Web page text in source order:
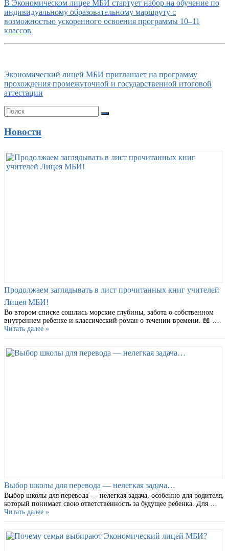
В Экономическом лицее МБИ стартует набор на обучение по
индивидуальному образовательному маршруту с
возможностью ускоренного освоения программы 10–11
классов
Экономический лицей МБИ приглашает на программу
прохождения промежуточной и государственной итоговой
аттестации
Новости
Продолжаем заглядывать в лист прочитанных книг учителей
Лицея МБИ!
Во втором списке сошлись морские глубины, забота о собственном
внутреннем ребенке и классический роман о течении времени. 📖 …
Читать далее »
Выбор школы для перевода — нелегкая задача…
Выбор школы для перевода — нелегкая задача, особенно для родителя,
который понимает свою ответственность за будущее ребенка. Для …
Читать далее »